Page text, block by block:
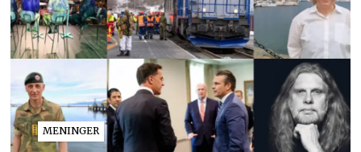
MENINGER